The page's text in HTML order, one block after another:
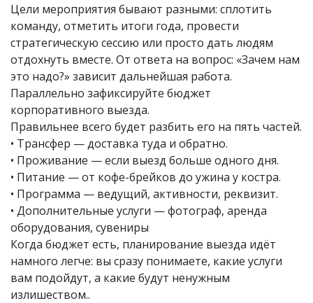
Цели мероприятия бывают разными: сплотить
команду, отметить итоги года, провести
стратегическую сессию или просто дать людям
отдохнуть вместе. От ответа на вопрос: «Зачем нам
это надо?» зависит дальнейшая работа.
Параллельно зафиксируйте бюджет
корпоративного выезда.
Правильнее всего будет разбить его на пять частей.
• Трансфер — доставка туда и обратно.
• Проживание — если выезд больше одного дня.
• Питание — от кофе-брейков до ужина у костра.
• Программа — ведущий, активности, реквизит.
• Дополнительные услуги — фотограф, аренда
оборудования, сувениры
Когда бюджет есть, планирование выезда идёт
намного легче: вы сразу понимаете, какие услуги
вам подойдут, а какие будут ненужным
излишеством..